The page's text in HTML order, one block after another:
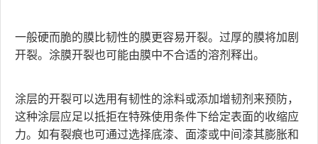
一般硬而脆的膜比韧性的膜更容易开裂。过厚的膜将加剧
开裂。涂膜开裂也可能由膜中不合适的溶剂释出。
涂层的开裂可以选用有韧性的涂料或添加增韧剂来预防，
这种涂层应足以抵拒在特殊使用条件下给定表面的收缩应
力。如有裂痕也可通过选择底漆、面漆或中间漆其膨胀和